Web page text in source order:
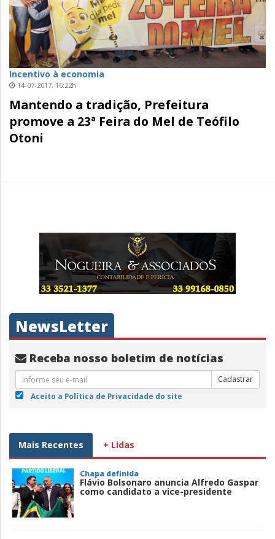
Incentivo à economia
14-07-2017, 16:22h
Mantendo a tradição, Prefeitura
promove a 23ª Feira do Mel de Teófilo
Otoni
NewsLetter
Receba nosso boletim de notícias
Cadastrar
Aceito a Política de Privacidade do site
Mais Recentes + Lidas
Chapa definida
Flávio Bolsonaro anuncia Alfredo Gaspar
como candidato a vice-presidente